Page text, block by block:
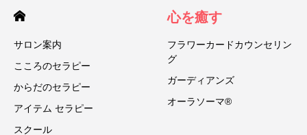
サロン案内
こころのセラピー
からだのセラピー
アイテム セラピー
スクール
心を癒す
フラワーカードカウンセリン
グ
ガーディアンズ
オーラソーマ®